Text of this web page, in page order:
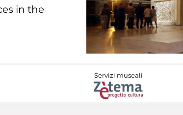
in the
Servizi museali